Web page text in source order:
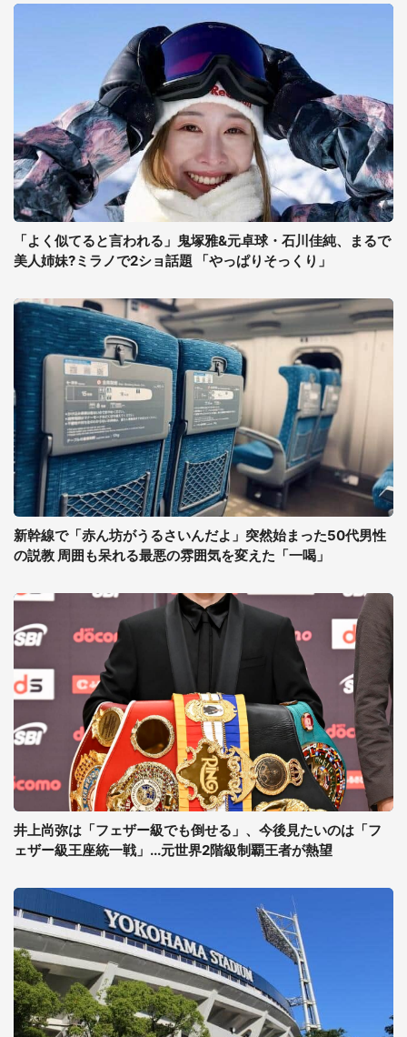
「よく似てると言われる」鬼塚雅&元卓球・石川佳純、まるで
美人姉妹?ミラノで2ショ話題 「やっぱりそっくり」
新幹線で「赤ん坊がうるさいんだよ」突然始まった50代男性
の説教 周囲も呆れる最悪の雰囲気を変えた「一喝」
井上尚弥は「フェザー級でも倒せる」、今後見たいのは「フ
ェザー級王座統一戦」...元世界2階級制覇王者が熱望